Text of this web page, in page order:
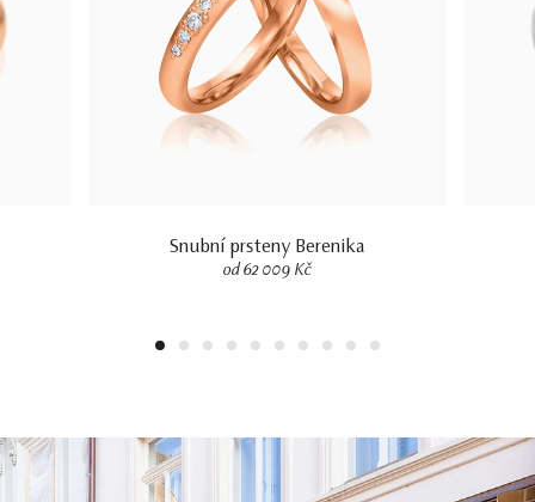
Snubní prsteny Berenika
od 62 009 Kč
1 2 3 4 5 6 7 8 9 10